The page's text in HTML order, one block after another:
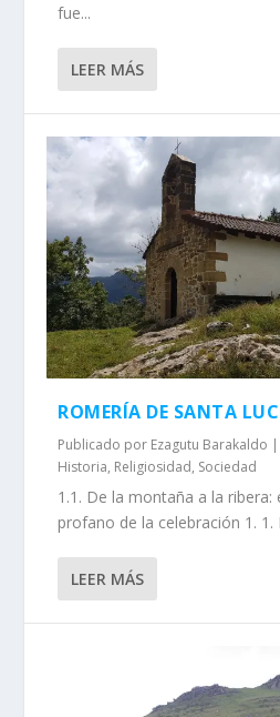
fue...
LEER MÁS
ROMERÍA DE SANTA
Publicado por Ezagutu Barakaldo |
Historia, Religiosidad, Sociedad
1.1. De la montaña a la ribera:
profano de la celebración 1. 1.
LEER MÁS